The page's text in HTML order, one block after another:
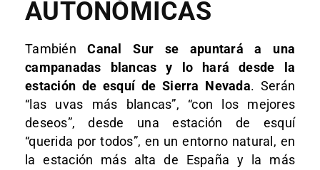
AUTONÓMICAS
TambiénCanal Sur se apuntará a una
campanadas blancas y lo hará desde la
estación de esquí de Sierra Nevada. Serán
“las uvas más blancas”, “con los mejores
deseos”, desde una estación de esquí
“querida por todos”, en un entorno natural, en
la estación más alta de España y la más